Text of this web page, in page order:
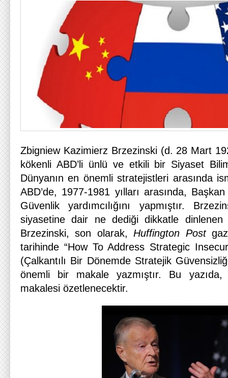
Zbigniew Kazimierz Brzezinski (d. 28 Mart
kökenli ABD’li ünlü ve etkili bir Siyaset
Dünyanın en önemli stratejistleri arasında
ABD’de, 1977-1981 yılları arasında,
Güvenlik yardımcılığını yapmıştır.
siyasetine dair ne dediği dikkatle
Brzezinski, son olarak,Huffington Post
tarihinde “How To Address Strategic
(Çalkantılı Bir Dönemde Stratejik
önemli bir makale yazmıştır. Bu yazıda,
makalesi özetlenecektir.